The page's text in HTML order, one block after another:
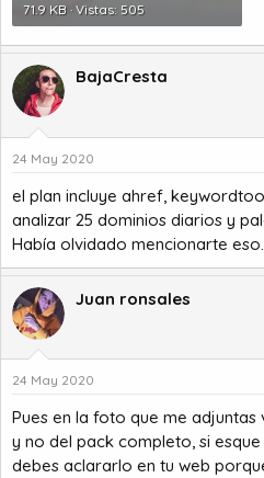
71.9 KB · Vistas: 505
BajaCresta
24 May 2020
el plan incluye ahref,
analizar 25 dominios diarios y
Había olvidado mencionarte eso.
Juan ronsales
24 May 2020
Pues en la foto que me
y no del pack completo, si
debes aclararlo en tu web